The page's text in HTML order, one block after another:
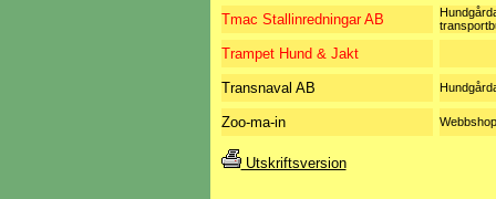
Tmac Stallinredningar AB
Trampet Hund & Jakt
Transnaval AB
Zoo-ma-in Webbshop
Utskriftsversion